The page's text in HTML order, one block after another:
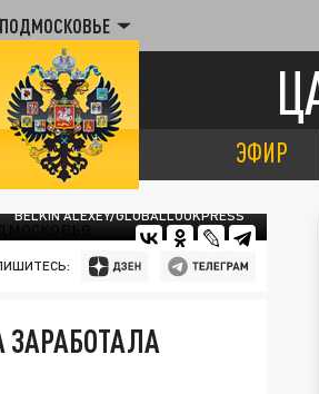
ПОДМОСКОВЬЕ
ЭФИР
BELKIN ALEXEY/GLOBALLOOKPRESS
ЗАРАБОТАЛА